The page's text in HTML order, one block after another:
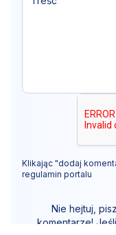
Klikając "dodaj
regulamin portalu
Nie hejtuj,
komentarze!